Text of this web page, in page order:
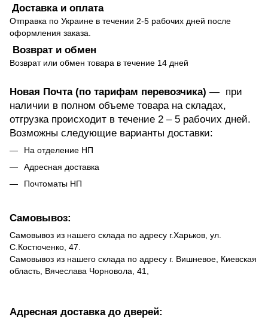
Доставка и оплата
Отправка по Украине в течении 2-5 рабочих дней после
оформления заказа.
Возврат и обмен
Возврат или обмен товара в течение 14 дней
Новая Почта (по тарифам перевозчика) — при
наличии в полном объеме товара на складах,
отгрузка происходит в течение 2 – 5 рабочих дней.
Возможны следующие варианты доставки:
На отделение НП
Адресная доставка
Почтоматы НП
Самовывоз:
Самовывоз из нашего склада по адресу г.Харьков, ул.
С.Костюченко, 47.
Самовывоз из нашего склада по адресу г. Вишневое, Киевская
область, Вячеслава Чорновола, 41,
Адресная доставка до дверей: